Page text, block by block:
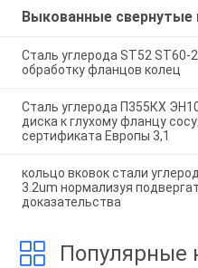
Выкованные свернутые
Сталь углерода ST52 ST60-
обработку фланцов колец
Сталь углерода П355КХ
диска к глухому фланцу
сертификата Европы 3,1
кольцо вковок стали
3.2um нормализуя
доказательства
Популярные